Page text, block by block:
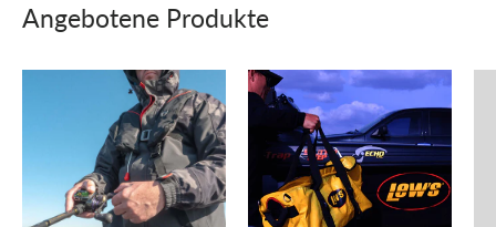
Angebotene Produkte